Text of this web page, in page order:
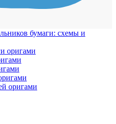
бумаги: схемы и
оригами
оригами